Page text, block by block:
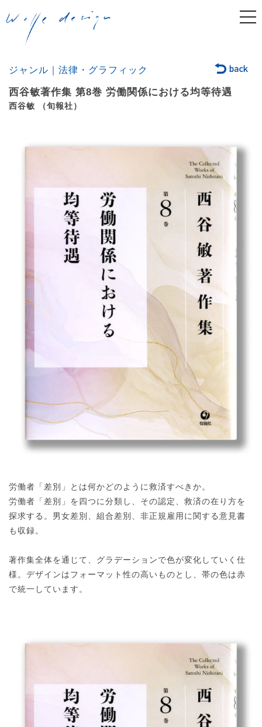
ジャンル｜法律・グラフィック
西谷敏著作集 第8巻 労働関係における均等待遇
西谷敏 （旬報社）
労働者「差別」とは何かどのように救済すべきか。
労働者「差別」を四つに分類し、その認定、救済の在り方を
探求する。男女差別、組合差別、非正規雇用に関する意見書
も収録。
著作集全体を通じて、グラデーションで色が変化していく仕
様。デザインはフォーマット性の高いものとし、帯の色は赤
で統一しています。